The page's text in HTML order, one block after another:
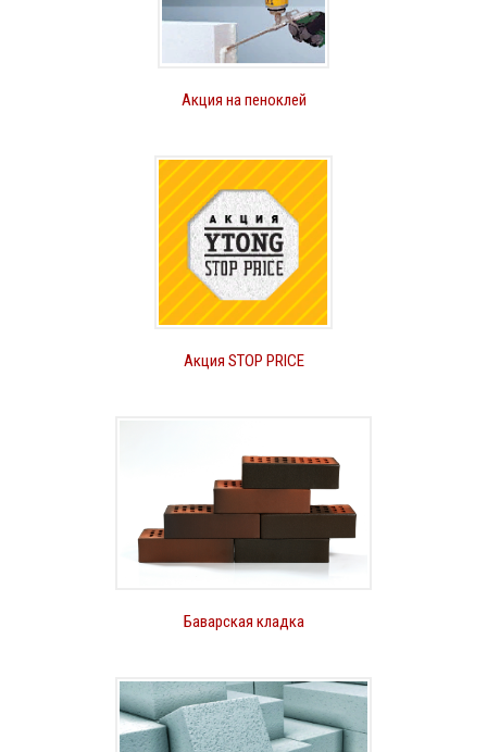
Акция на пеноклей
Акция STOP PRICE
Баварская кладка